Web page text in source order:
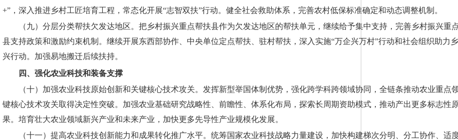
+”，深入推进乡村工匠培育工程，常态化开展“志智双扶”行动。健全社会救助体系，完善农村低保标准确定和动态调整机制。
（九）分层分类帮扶欠发达地区。 把乡村振兴重点帮扶县作为欠发达地区的帮扶单元，继续给予集中支持，完善乡村振兴重
县支持政策和激励约束机制。继续开展东西部协作、中央单位定点帮扶、驻村帮扶，深入实施“万企兴万村”行动和社会组织助力
兴行动。加强易地搬迁后续扶持。
四、强化农业科技和装备支撑
（十）加强农业科技原始创新和关键核心技术攻关。 发挥新型举国体制优势，强化跨学科跨领域协同，全链条推动农业重点
键核心技术攻关取得决定性突破。加强农业基础研究战略性、前瞻性、体系化布局，探索长周期资助模式，推动产出更多标志性
果。培育壮大农业领域新兴产业和未来产业，加快更多先导性产业规模化发展。
（十一）提高农业科技创新能力和成果转化推广水平。 统筹国家农业科技战略力量建设，加快构建梯次分明、分工协作、适